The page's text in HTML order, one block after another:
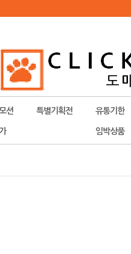
션
특별기획전
유통기한
임박상품